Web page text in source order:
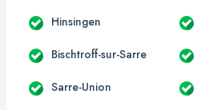
Hinsingen
Bischtroff-sur-Sarre
Sarre-Union